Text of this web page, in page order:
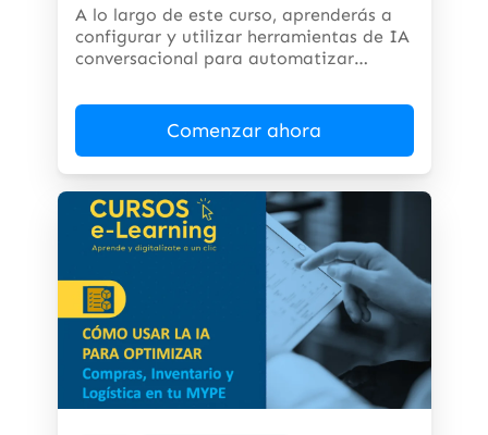
A lo largo de este curso, aprenderás a
configurar y utilizar herramientas de IA
conversacional para automatizar
Comenzar ahora